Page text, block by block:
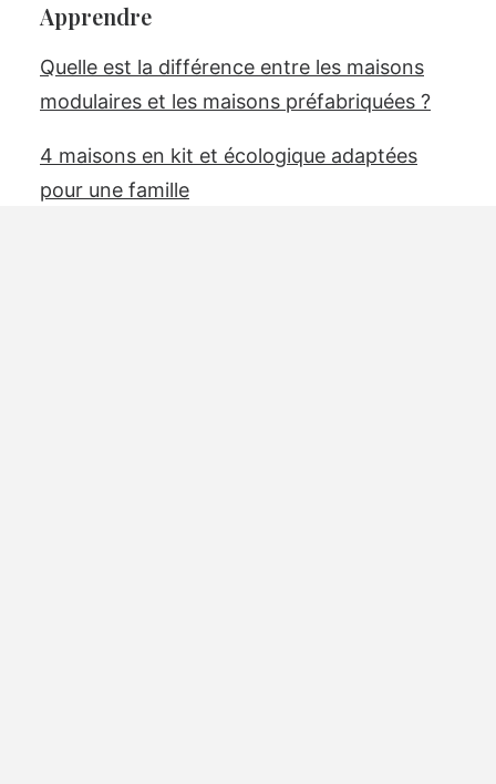
Apprendre
Quelle est la différence entre les maisons
modulaires et les maisons préfabriquées ?
4 maisons en kit et écologique adaptées
pour une famille